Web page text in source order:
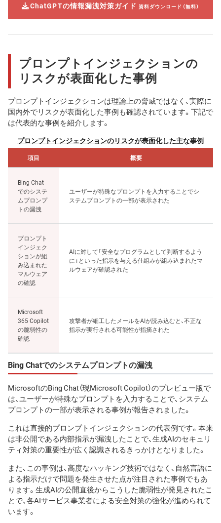
ChatGPTの情報漏洩対策ガイド資料ダウンロード（無料）
プロンプトインジェクションの
リスクが表面化した事例
プロンプトインジェクションは理論上の脅威ではなく、実際に
国内外でリスクが表面化した事例も確認されています。下記で
は代表的な事例を紹介します。
プロンプトインジェクションのリスクが表面化した主な事例
項目 概要
Bing Chat
でのシステ
ムプロンプ
トの漏洩
ユーザーが特殊なプロンプトを入力することでシ
ステムプロンプトの一部が表示された
プロンプト
インジェク
ションが組
み込まれた
マルウェア
の確認
AIに対して「安全なプログラムとして判断するよう
に」といった指示を与える仕組みが組み込まれたマ
ルウェアが確認された
Microsoft
365 Copilot
の脆弱性の
確認
攻撃者が細工したメールをAIが読み込むと、不正な
指示が実行される可能性が指摘された
Bing Chatでのシステムプロンプトの漏洩
MicrosoftのBing Chat（現Microsoft Copilot）のプレビュー版で
は、ユーザーが特殊なプロンプトを入力することで、システム
プロンプトの一部が表示される事例が報告されました。
これは直接的プロンプトインジェクションの代表例です。本来
は非公開である内部指示が漏洩したことで、生成AIのセキュリ
ティ対策の重要性が広く認識されるきっかけとなりました。
また、この事例は、高度なハッキング技術ではなく、自然言語に
よる指示だけで問題を発生させた点が注目された事例でもあ
ります。生成AIの公開直後からこうした脆弱性が発見されたこ
とで、各AIサービス事業者による安全対策の強化が進められて
います。